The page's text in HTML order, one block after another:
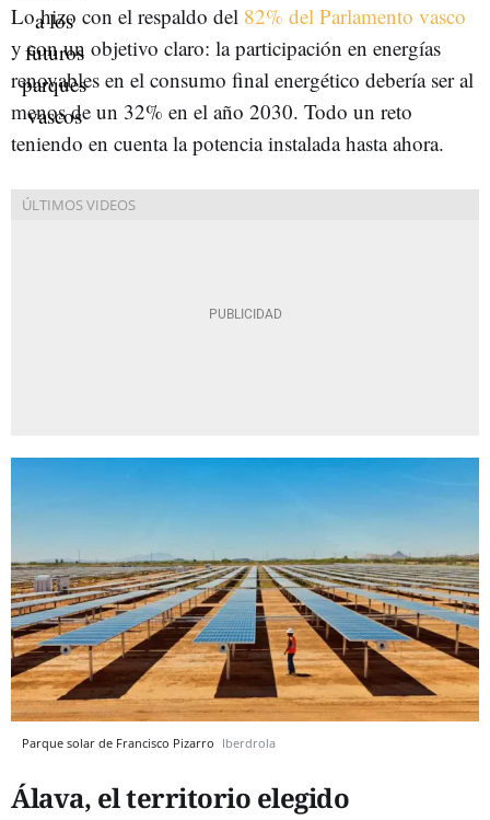
Lo hizo con el respaldo del 82% del Parlamento vasco
y con un objetivo claro: la participación en energías
renovables en el consumo final energético debería ser al
menos de un 32% en el año 2030. Todo un reto
teniendo en cuenta la potencia instalada hasta ahora.
Parque solar de Francisco Pizarro Iberdrola
Álava, el territorio elegido